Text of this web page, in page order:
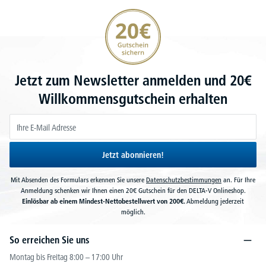
20€ Gutschein sichern
Jetzt zum Newsletter anmelden und 20€
Willkommensgutschein erhalten
Jetzt abonnieren!
Mit Absenden des Formulars erkennen Sie unsere Datenschutzbestimmungen an. Für Ihre
Anmeldung schenken wir Ihnen einen 20€ Gutschein für den DELTA-V Onlineshop.
Einlösbar ab einem Mindest-Nettobestellwert von 200€.Abmeldung jederzeit
möglich.
So erreichen Sie uns
Montag bis Freitag 8:00 – 17:00 Uhr